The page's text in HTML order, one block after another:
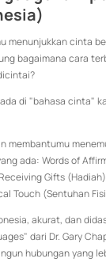
menunjukkan cinta
bagaimana cara
di "bahasa cinta"
membantumu
ada: Words of
Gifts
Touch (Sentuhan
akurat, dan
dari Dr. Gary
hubungan yang